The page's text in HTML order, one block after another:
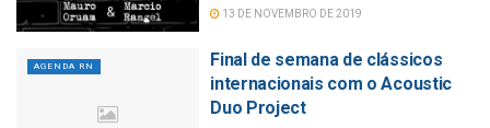
13 DE NOVEMBRO DE 2019
AGENDA RN
Final de semana de clássicos
internacionais com o Acoustic
Duo Project